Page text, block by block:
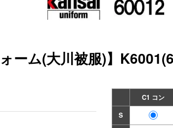
ーム(大川被服)】
C1 コン
S